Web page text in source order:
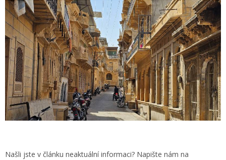
Našli jste v článku neaktuální informaci? Napište nám na